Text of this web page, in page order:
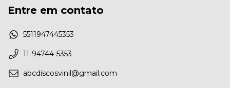
Entre em contato
5511947445353
11-94744-5353
abcdiscosvinil@gmail.com